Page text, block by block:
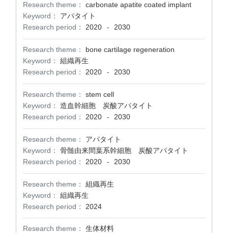
Research theme：
carbonate apatite coated implant
Keyword：
アパタイト
Research period：
2020 - 2030
Research theme：
bone cartilage regeneration
Keyword：
組織再生
Research period：
2020 - 2030
Research theme：
stem cell
Keyword：
造血幹細胞 炭酸アパタイト
Research period：
2020 - 2030
Research theme：
アパタイト
Keyword：
骨髄由来間葉系幹細胞 炭酸アパタイト
Research period：
2020 - 2030
Research theme：
組織再生
Keyword：
組織再生
Research period：
2024
Research theme：
生体材料